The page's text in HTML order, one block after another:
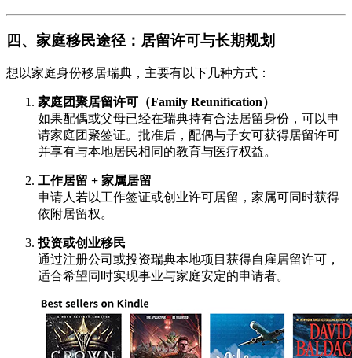
四、家庭移民途径：居留许可与长期规划
想以家庭身份移居瑞典，主要有以下几种方式：
家庭团聚居留许可（Family Reunification）
如果配偶或父母已经在瑞典持有合法居留身份，可以申
请家庭团聚签证。批准后，配偶与子女可获得居留许可
并享有与本地居民相同的教育与医疗权益。
工作居留 + 家属居留
申请人若以工作签证或创业许可居留，家属可同时获得
依附居留权。
投资或创业移民
通过注册公司或投资瑞典本地项目获得自雇居留许可，
适合希望同时实现事业与家庭安定的申请者。